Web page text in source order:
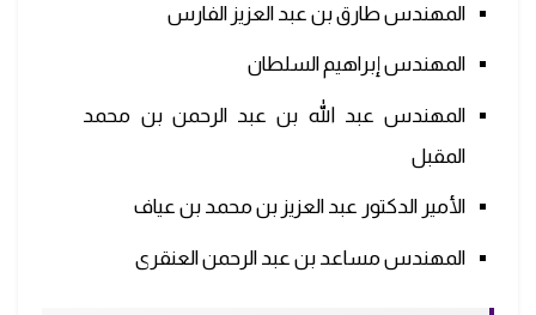
المهندس طارق بن عبد العزيز الفارس
المهندس إبراهيم السلطان
المهندس عبد الله بن عبد الرحمن بن محمد
المقبل
الأمير الدكتور عبد العزيز بن محمد بن عياف
المهندس مساعد بن عبد الرحمن العنقرى